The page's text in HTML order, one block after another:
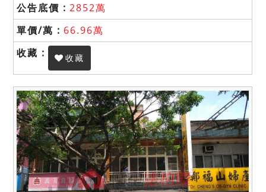
2852萬
66.96萬
收藏